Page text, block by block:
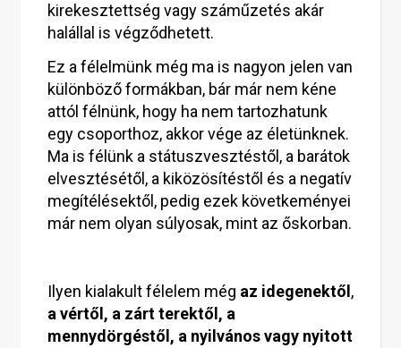
kirekesztettség vagy száműzetés akár
halállal is végződhetett.
Ez a félelmünk még ma is nagyon jelen van
különböző formákban, bár már nem kéne
attól félnünk, hogy ha nem tartozhatunk
egy csoporthoz, akkor vége az életünknek.
Ma is félünk a státuszvesztéstől, a barátok
elvesztésétől, a kiközösítéstől és a negatív
megítélésektől, pedig ezek követkeményei
már nem olyan súlyosak, mint az őskorban.
Ilyen kialakult félelem még az idegenektől ,
a vértől, a zárt terektől, a
mennydörgéstől, a nyilvános vagy nyitott